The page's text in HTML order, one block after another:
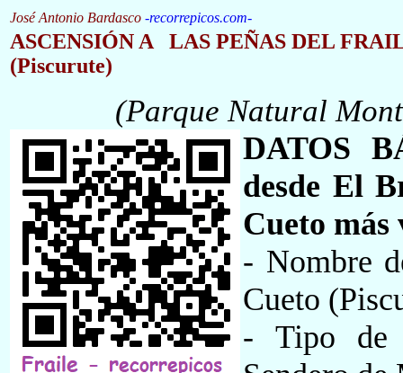
José Antonio Bardasco -recorrepicos.com-
ASCENSIÓN A
LAS PEÑAS DEL
(Piscurute)
(Parque Natural
DATOS
desde El
Cueto más
- Nombre
Cueto
- Tipo de